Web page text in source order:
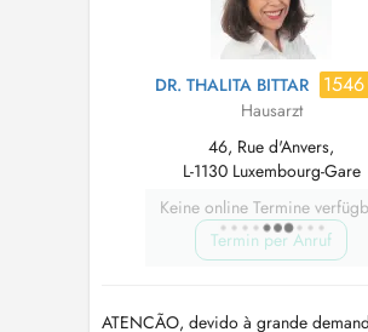
DR. THALITA BITTAR 1546
Hausarzt
46, Rue d'Anvers,
L-1130 Luxembourg-Gare
Keine online Termine
Termin per Anruf
ATENCÃO, devido à grande